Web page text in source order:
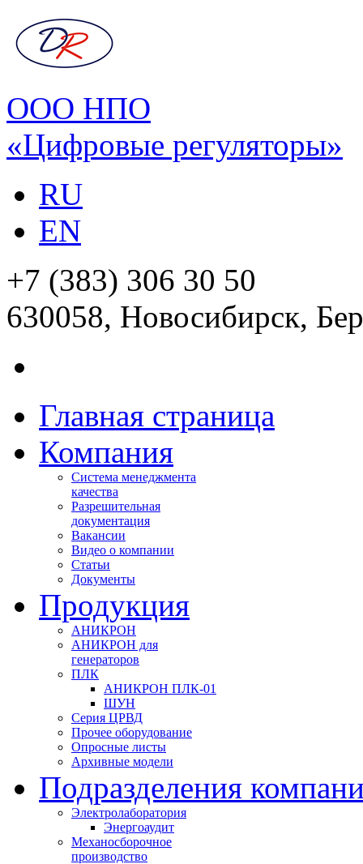
ООО НПО
«Цифровые регуляторы»
RU
EN
+7 (383) 306 30 50
630058, Новосибирск,
Главная страница
Компания
Система менеджмента
качества
Разрешительная
документация
Вакансии
Видео о компании
Статьи
Документы
Продукция
АНИКРОН
АНИКРОН для
генераторов
ПЛК
АНИКРОН ПЛК-01
ШУН
Серия ЦРВД
Прочее оборудование
Опросные листы
Архивные модели
Подразделения
Электролаборатория
Энергоаудит
Механосборочное
производство